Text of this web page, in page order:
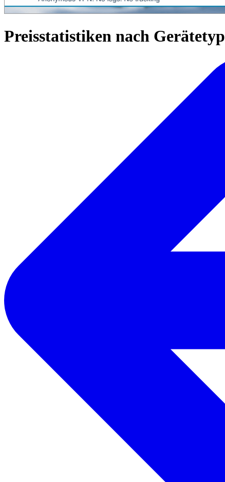
Preisstatistiken nach Gerätetyp